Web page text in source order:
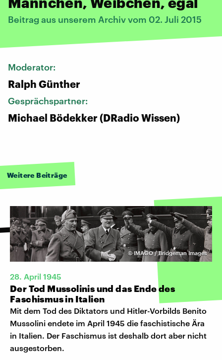
Beitrag aus unserem Archiv vom 02. Juli 2015
Moderator:
Ralph Günther
Gesprächspartner:
Michael Bödekker (DRadio Wissen)
Weitere Beiträge
©IMAGO / Bridgeman Images
28. April 1945
Der Tod Mussolinis und das Ende des
Faschismus in Italien
Mit dem Tod des Diktators und Hitler-Vorbilds Benito
Mussolini endete im April 1945 die faschistische Ära
in Italien. Der Faschismus ist deshalb dort aber nicht
ausgestorben.